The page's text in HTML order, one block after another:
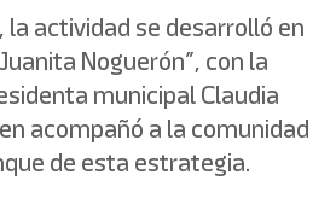
la actividad se desarrolló en
Noguerón”, con la
municipal Claudia
acompañó a la comunidad
de esta estrategia.